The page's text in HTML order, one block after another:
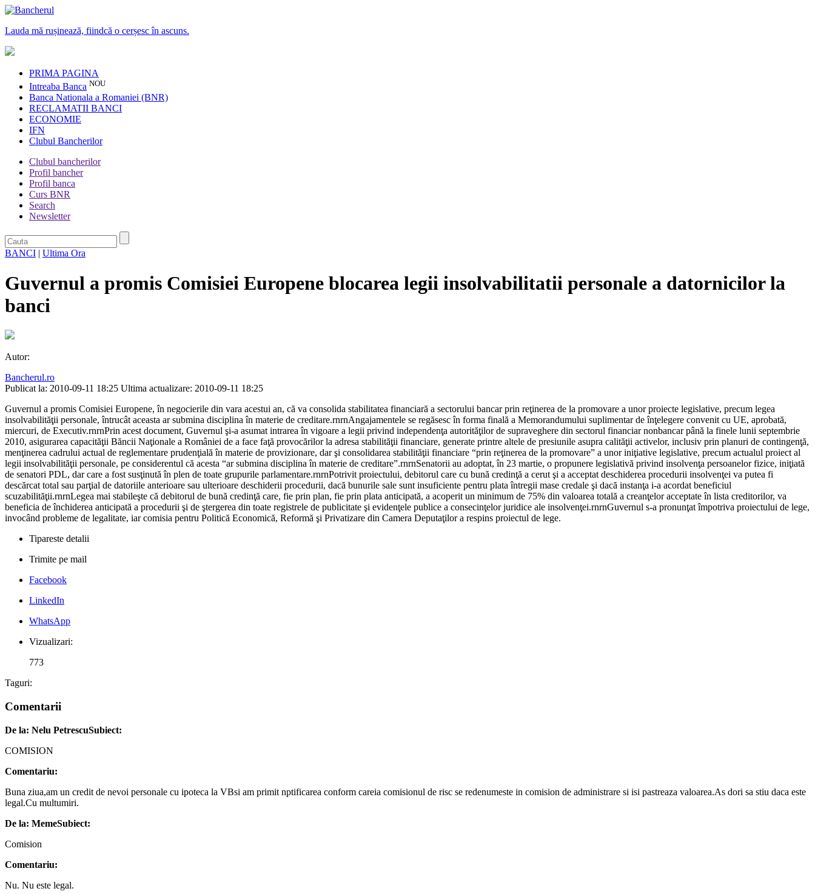
Lauda mă rușinează, fiindcă o cerșesc în ascuns.
PRIMA PAGINA
Intreaba Banca NOU
Banca Nationala a Romaniei (BNR)
RECLAMATII BANCI
ECONOMIE
IFN
Clubul Bancherilor
Clubul bancherilor
Profil bancher
Profil banca
Curs BNR
Search
Newsletter
BANCI | Ultima Ora
Guvernul a promis Comisiei Europene blocarea legii insolvabilitatii personale a datornicilor la
banci
Autor:
Bancherul.ro
Publicat la: 2010-09-11 18:25 Ultima actualizare: 2010-09-11 18:25
Guvernul a promis Comisiei Europene, în negocierile din vara acestui an, că va consolida stabilitatea financiară a sectorului bancar prin reţinerea de la promovare a unor proiecte legislative, precum legea
insolvabilităţii personale, întrucât aceasta ar submina disciplina în materie de creditare.rnrnAngajamentele se regăsesc în forma finală a Memorandumului suplimentar de înţelegere convenit cu UE, aprobată,
miercuri, de Executiv.rnrnPrin acest document, Guvernul şi-a asumat intrarea în vigoare a legii privind independenţa autorităţilor de supraveghere din sectorul financiar nonbancar până la finele lunii septembrie
2010, asigurarea capacităţii Băncii Naţionale a României de a face faţă provocărilor la adresa stabilităţii financiare, generate printre altele de presiunile asupra calităţii activelor, inclusiv prin planuri de contingenţă,
menţinerea cadrului actual de reglementare prudenţială în materie de provizionare, dar şi consolidarea stabilităţii financiare “prin reţinerea de la promovare” a unor iniţiative legislative, precum actualul proiect al
legii insolvabilităţii personale, pe considerentul că acesta “ar submina disciplina în materie de creditare”.rnrnSenatorii au adoptat, în 23 martie, o propunere legislativă privind insolvenţa persoanelor fizice, iniţiată
de senatori PDL, dar care a fost susţinută în plen de toate grupurile parlamentare.rnrnPotrivit proiectului, debitorul care cu bună credinţă a cerut şi a acceptat deschiderea procedurii insolvenţei va putea fi
descărcat total sau parţial de datoriile anterioare sau ulterioare deschiderii procedurii, dacă bunurile sale sunt insuficiente pentru plata întregii mase credale şi dacă instanţa i-a acordat beneficiul
scuzabilităţii.rnrnLegea mai stabileşte că debitorul de bună credinţă care, fie prin plan, fie prin plata anticipată, a acoperit un minimum de 75% din valoarea totală a creanţelor acceptate în lista creditorilor, va
beneficia de închiderea anticipată a procedurii şi de ştergerea din toate registrele de publicitate şi evidenţele publice a consecinţelor juridice ale insolvenţei.rnrnGuvernul s-a pronunţat împotriva proiectului de lege,
invocând probleme de legalitate, iar comisia pentru Politică Economică, Reformă şi Privatizare din Camera Deputaţilor a respins proiectul de lege.
Tipareste detalii
Trimite pe mail
Facebook
LinkedIn
WhatsApp
Vizualizari:
773
Taguri:
Comentarii
De la: Nelu PetrescuSubiect:
COMISION
Comentariu:
Buna ziua,am un credit de nevoi personale cu ipoteca la VBsi am primit nptificarea conform careia comisionul de risc se redenumeste in comision de administrare si isi pastreaza valoarea.As dori sa stiu daca este
legal.Cu multumiri.
De la: MemeSubiect:
Comision
Comentariu:
Nu. Nu este legal.